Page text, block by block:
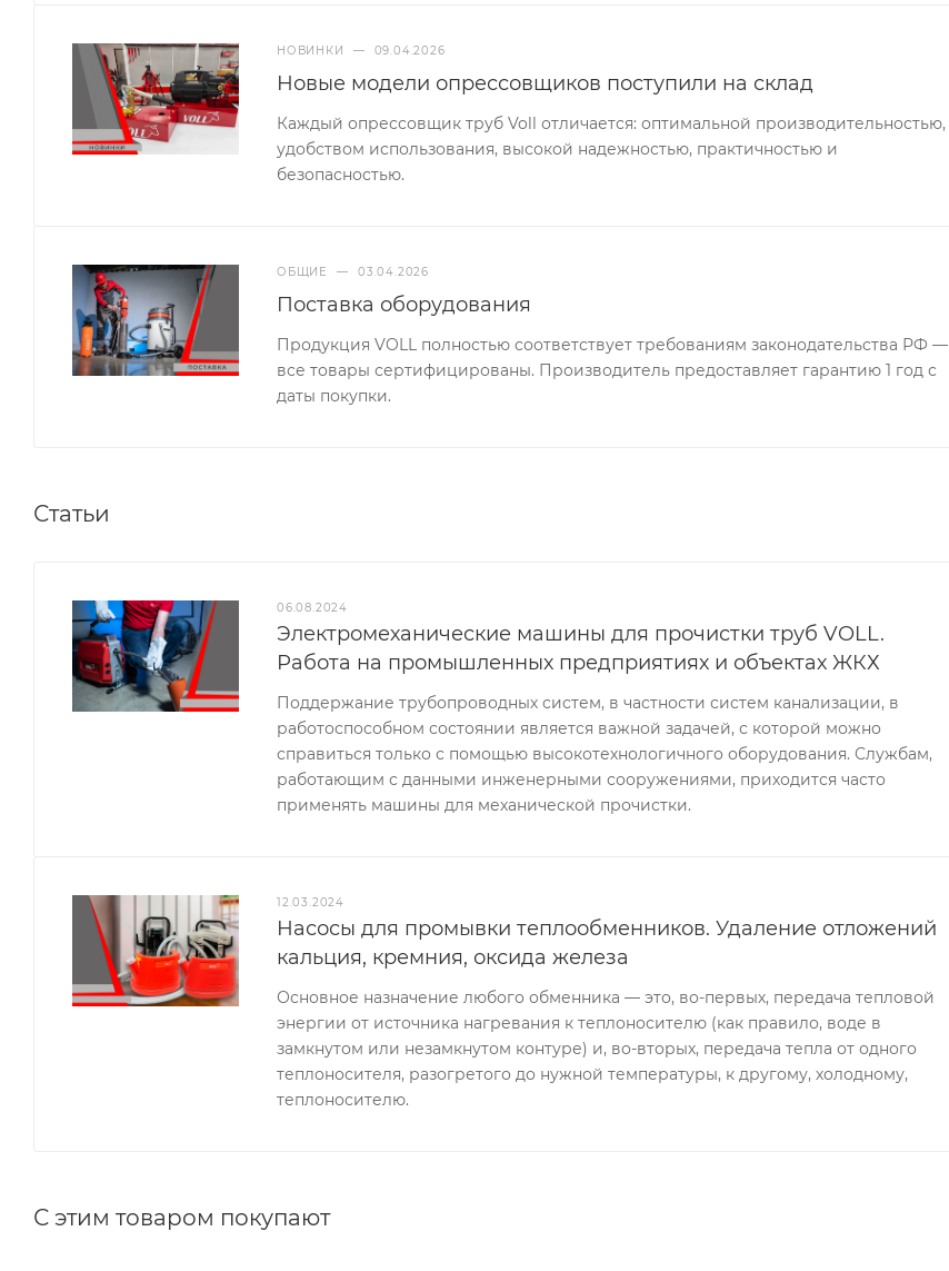
НОВИНКИ — 09.04.2026
Новые модели опрессовщиков поступили на склад
Каждый опрессовщик труб Voll отличается: оптимальной производительностью,
удобством использования, высокой надежностью, практичностью и
безопасностью.
ОБЩИЕ — 03.04.2026
Поставка оборудования
Продукция VOLL полностью соответствует требованиям законодательства РФ —
все товары сертифицированы. Производитель предоставляет гарантию 1 год с
даты покупки.
Статьи
06.08.2024
Электромеханические машины для прочистки труб VOLL.
Работа на промышленных предприятиях и объектах ЖКХ
Поддержание трубопроводных систем, в частности систем канализации, в
работоспособном состоянии является важной задачей, с которой можно
справиться только с помощью высокотехнологичного оборудования. Службам,
работающим с данными инженерными сооружениями, приходится часто
применять машины для механической прочистки.
12.03.2024
Насосы для промывки теплообменников. Удаление отложений
кальция, кремния, оксида железа
Основное назначение любого обменника — это, во-первых, передача тепловой
энергии от источника нагревания к теплоносителю (как правило, воде в
замкнутом или незамкнутом контуре) и, во-вторых, передача тепла от одного
теплоносителя, разогретого до нужной температуры, к другому, холодному,
теплоносителю.
С этим товаром покупают